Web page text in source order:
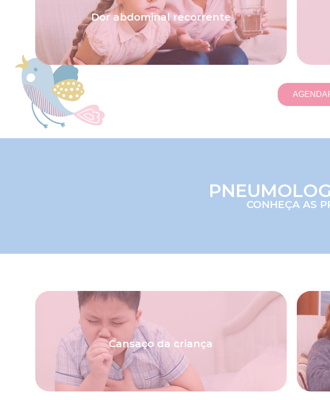
Dor abdominal recorrente
É uma queixa muito comum, principalmente em
crianças na idade escolar, sendo a causa mais comum
a constipação. Saiba como evitá- la.
CONHEÇA AS
Cansaço da criança
É um sintoma muito comum na infância, que pode ou
não ser associado a uma doença crônica. É preciso a
avaliação médica para definição do tratamento
adequado para o controle do problema.